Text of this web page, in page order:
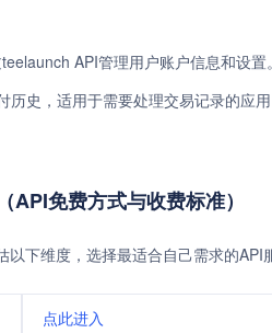
API管理用户账户信息和设置
历史，适用于需要处理交易记录的应
免费方式与收费标准）
以下维度，选择最适合自己需求的
点此进入